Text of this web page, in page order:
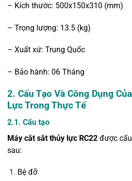
– Kích thước: 500x150x310 (mm)
– Trọng lượng: 13.5 (kg)
– Xuất xứ: Trung Quốc
– Bảo hành: 06 Tháng
2. Cấu Tạo Và Công Dụng
Lực Trong Thực Tế
2.1. Cấu tạo
Máy cắt sắt thủy lực RC22 được
sau:
Bệ đỡ